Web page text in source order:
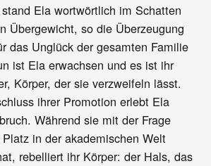
Ela wortwörtlich im Schatten
Übergewicht, so die Überzeugung
das Unglück der gesamten Familie
ist Ela erwachsen und es ist ihr
Körper, der sie verzweifeln lässt.
ihrer Promotion erlebt Ela
Während sie mit der Frage
in der akademischen Welt
rebelliert ihr Körper: der Hals, das